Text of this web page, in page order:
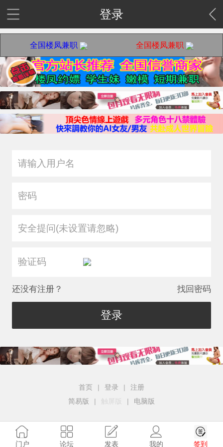
登录
全国楼凤兼职 全国楼凤兼职
安全提问(未设置请忽略)
还没有注册？ 找回密码
登录
首页 | 登录 |
注册
简易版
| 触屏版 | 电脑版
门户 论坛 发表 我的 签到